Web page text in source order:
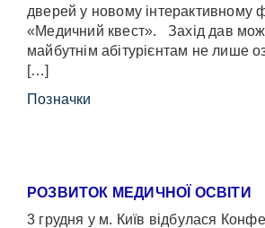
дверей у новому інтерактивному
«Медичний квест». Захід дав
майбутнім абітурієнтам не лише
[…]
Позначки
РОЗВИТОК МЕДИЧНОЇ ОСВІТИ
3 грудня у м. Київ відбулася